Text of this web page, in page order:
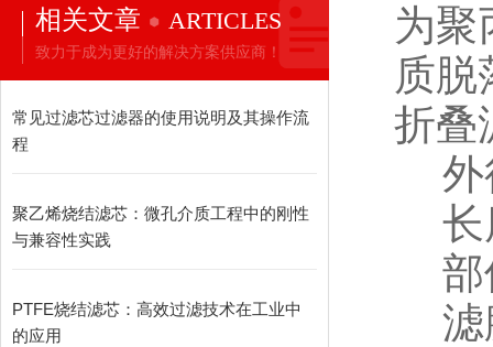
相关文章 ARTICLES
致力于成为更好的解决方案供应商！
常见过滤芯过滤器的使用说明及其操作流
程
聚乙烯烧结滤芯：微孔介质工程中的刚性
与兼容性实践
PTFE烧结滤芯：高效过滤技术在工业中
的应用
为聚
质脱
折叠
外
长
部
滤